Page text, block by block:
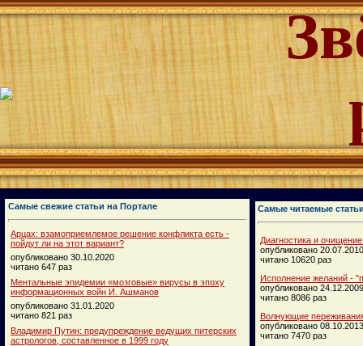
Самые свежие статьи на Портале
Арцах: взамоприемлемое решение конфликта есть -
пойдут ли на этот вариант?
опубликовано 30.10.2020
читано 647 раз
Ментальные эпидемии «мозговые» вирусы в эпоху
информационных войн И. Ашманов
опубликовано 31.01.2020
читано 821 раз
Владимир Путин: предупреждение ведущих питерских
астрологов, составленное в 1999 году
Самые читаемые
Диагностика и
опубликовано 20.07.2010
читано 10620 раз
Исполнение желаний -
опубликовано 24.12.2009
читано 8086 раз
Волнующие
опубликовано 08.10.2013
читано 7470 раз